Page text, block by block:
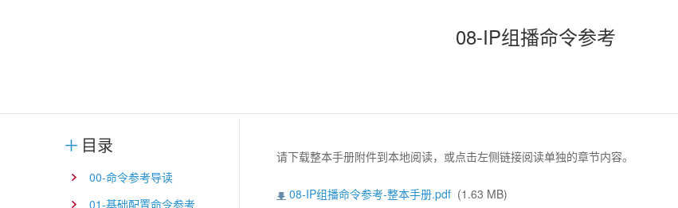
08-IP组播命令参考
目录
00-命令参考导读
01-基础配置命令参考
请下载整本手册附件到本地阅读，或点击左侧链接阅读单独的章节内容。
08-IP组播命令参考-整本手册.pdf (1.63 MB)